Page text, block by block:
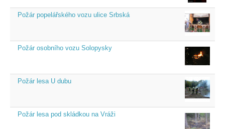
Požár popelářského vozu ulice Srbská
Požár osobního vozu Solopysky
Požár lesa U dubu
Požár lesa pod skládkou na Vráži